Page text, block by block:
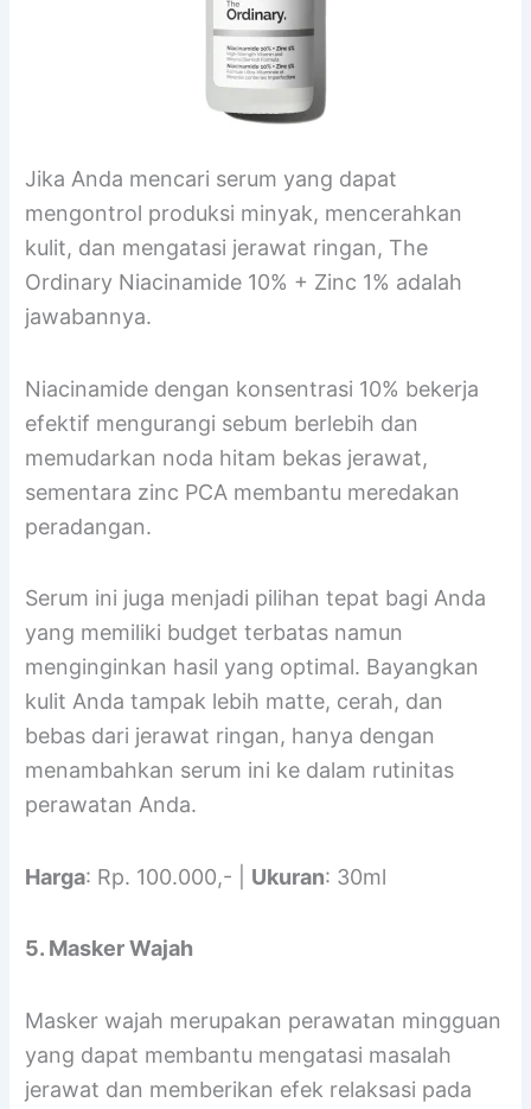
Jika Anda mencari serum yang dapat
mengontrol produksi minyak, mencerahkan
kulit, dan mengatasi jerawat ringan, The
Ordinary Niacinamide 10% + Zinc 1% adalah
jawabannya.
Niacinamide dengan konsentrasi 10% bekerja
efektif mengurangi sebum berlebih dan
memudarkan noda hitam bekas jerawat,
sementara zinc PCA membantu meredakan
peradangan.
Serum ini juga menjadi pilihan tepat bagi Anda
yang memiliki budget terbatas namun
menginginkan hasil yang optimal. Bayangkan
kulit Anda tampak lebih matte, cerah, dan
bebas dari jerawat ringan, hanya dengan
menambahkan serum ini ke dalam rutinitas
perawatan Anda.
Harga: Rp. 100.000,- | Ukuran: 30ml
5. Masker Wajah
Masker wajah merupakan perawatan mingguan
yang dapat membantu mengatasi masalah
jerawat dan memberikan efek relaksasi pada